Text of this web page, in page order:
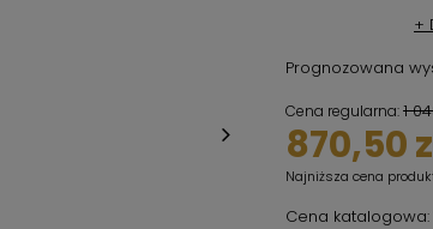
+
Prognozowana
Cena regularna:1
870,50
Najniższa cena
Cena katalogowa: